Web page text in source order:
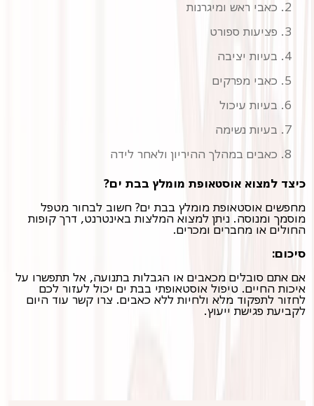
כאבי ראש ומיגרנות
פציעות ספורט
בעיות יציבה
כאבי מפרקים
בעיות עיכול
בעיות נשימה
כאבים במהלך ההיריון ולאחר לידה
כיצד למצוא אוסטאופת מומלץ בבת ים?
מחפשים אוסטאופת מומלץ בבת ים? חשוב לבחור מטפל
מוסמך ומנוסה. ניתן למצוא המלצות באינטרנט, דרך קופות
החולים או מחברים ומכרים.
סיכום:
אם אתם סובלים מכאבים או הגבלות בתנועה, אל תתפשרו על
איכות החיים. טיפול אוסטאופתי בבת ים יכול לעזור לכם
לחזור לתפקוד מלא ולחיות ללא כאבים. צרו קשר עוד היום
לקביעת פגישת ייעוץ.